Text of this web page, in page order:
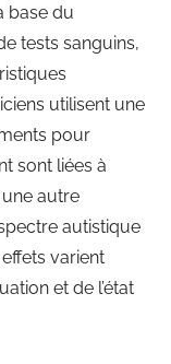
base du
tests sanguins,
utilisent une
pour
sont liées à
autre
autistique
effets varient
et de l’état